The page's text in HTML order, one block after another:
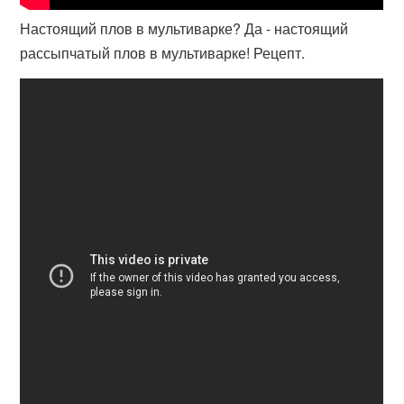
Настоящий плов в мультиварке? Да - настоящий
рассыпчатый плов в мультиварке! Рецепт.